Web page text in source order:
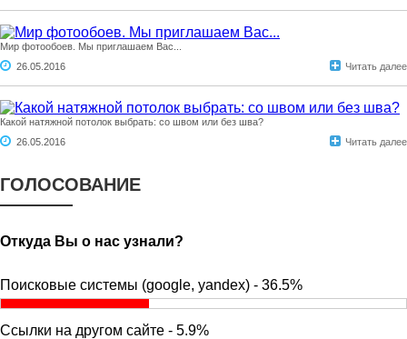
Мир фотообоев. Мы приглашаем Вас...
26.05.2016
Читать далее
Какой натяжной потолок выбрать: со швом или без шва?
26.05.2016
Читать далее
ГОЛОСОВАНИЕ
Откуда Вы о нас узнали?
Поисковые системы (google, yandex) - 36.5%
Ссылки на другом сайте - 5.9%